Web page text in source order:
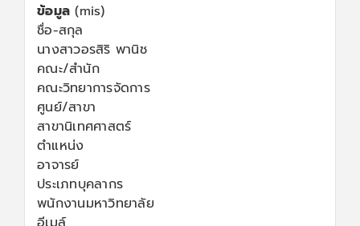
ข้อมูล (mis)
ชื่อ-สกุล
นางสาวอรสิริ พานิช
คณะ/สำนัก
คณะวิทยาการจัดการ
ศูนย์/สาขา
สาขานิเทศศาสตร์
ตำแหน่ง
อาจารย์
ประเภทบุคลากร
พนักงานมหาวิทยาลัย